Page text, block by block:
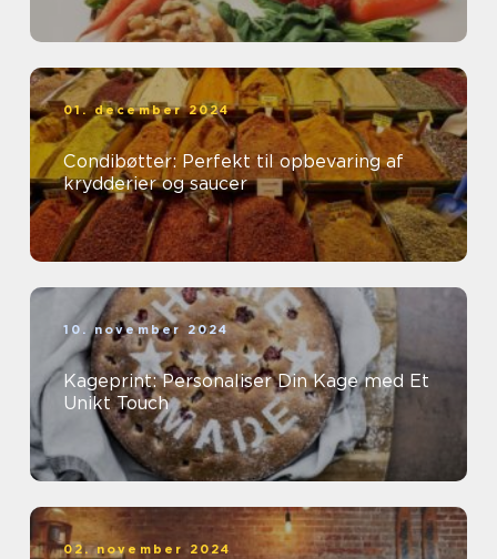
01. december 2024
Condibøtter: Perfekt til opbevaring af
krydderier og saucer
10. november 2024
Kageprint: Personaliser Din Kage med Et
Unikt Touch
02. november 2024